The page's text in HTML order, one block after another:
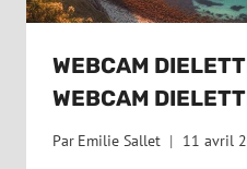
WEBCAM
WEBCAM
Par Emilie Sallet 11 avril